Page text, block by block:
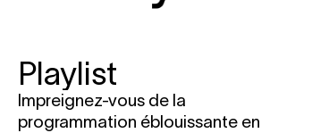
Playlist
Impreignez-vous de la
programmation éblouissante en